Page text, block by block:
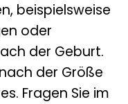
beispielsweise
oder
der Geburt.
der Größe
Fragen Sie im